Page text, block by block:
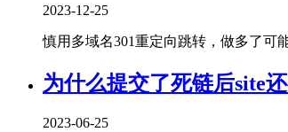
2023-12-25
慎用多域名301重定向跳转，做多了可
为什么提交了死链后site
2023-06-25